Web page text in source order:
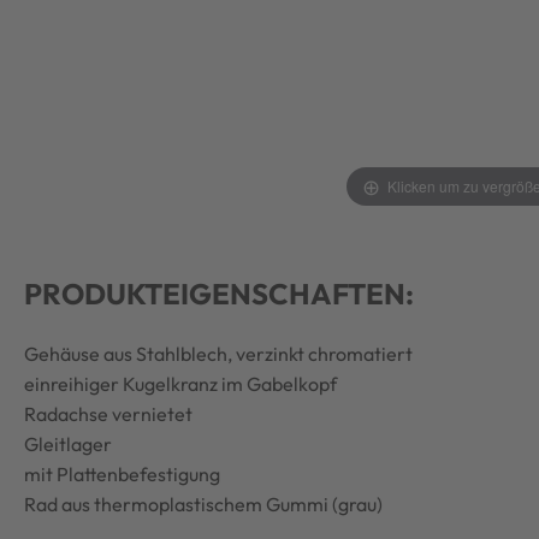
Klicken um zu
PRODUKTEIGENSCHAFTEN:
Gehäuse aus Stahlblech, verzinkt chromatiert
einreihiger Kugelkranz im Gabelkopf
Radachse vernietet
Gleitlager
mit Plattenbefestigung
Rad aus thermoplastischem Gummi (grau)